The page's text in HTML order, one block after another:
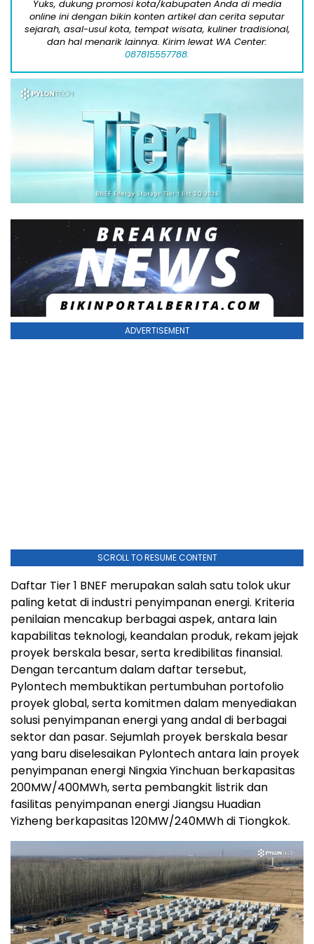
Yuks, dukung promosi kota/kabupaten Anda di media
online ini dengan bikin konten artikel dan cerita seputar
sejarah, asal-usul kota, tempat wisata, kuliner tradisional,
dan hal menarik lainnya. Kirim lewat WA Center:
087815557788.
ADVERTISEMENT
SCROLL TO RESUME CONTENT
Daftar Tier 1 BNEF merupakan salah satu tolok ukur
paling ketat di industri penyimpanan energi. Kriteria
penilaian mencakup berbagai aspek, antara lain
kapabilitas teknologi, keandalan produk, rekam jejak
proyek berskala besar, serta kredibilitas finansial.
Dengan tercantum dalam daftar tersebut,
Pylontech membuktikan pertumbuhan portofolio
proyek global, serta komitmen dalam menyediakan
solusi penyimpanan energi yang andal di berbagai
sektor dan pasar. Sejumlah proyek berskala besar
yang baru diselesaikan Pylontech antara lain proyek
penyimpanan energi Ningxia Yinchuan berkapasitas
200MW/400MWh, serta pembangkit listrik dan
fasilitas penyimpanan energi Jiangsu Huadian
Yizheng berkapasitas 120MW/240MWh di Tiongkok.